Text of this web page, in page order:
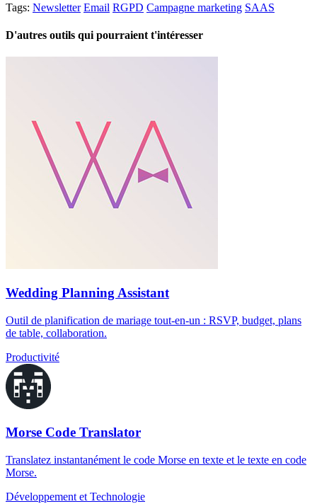
Tags: Newsletter Email RGPD Campagne marketing SAAS
D'autres outils qui pourraient t'intéresser
Wedding Planning Assistant
Outil de planification de mariage tout-en-un : RSVP, budget, plans
de table, collaboration.
Productivité
Morse Code Translator
Translatez instantanément le code Morse en texte et le texte en code
Morse.
Développement et Technologie